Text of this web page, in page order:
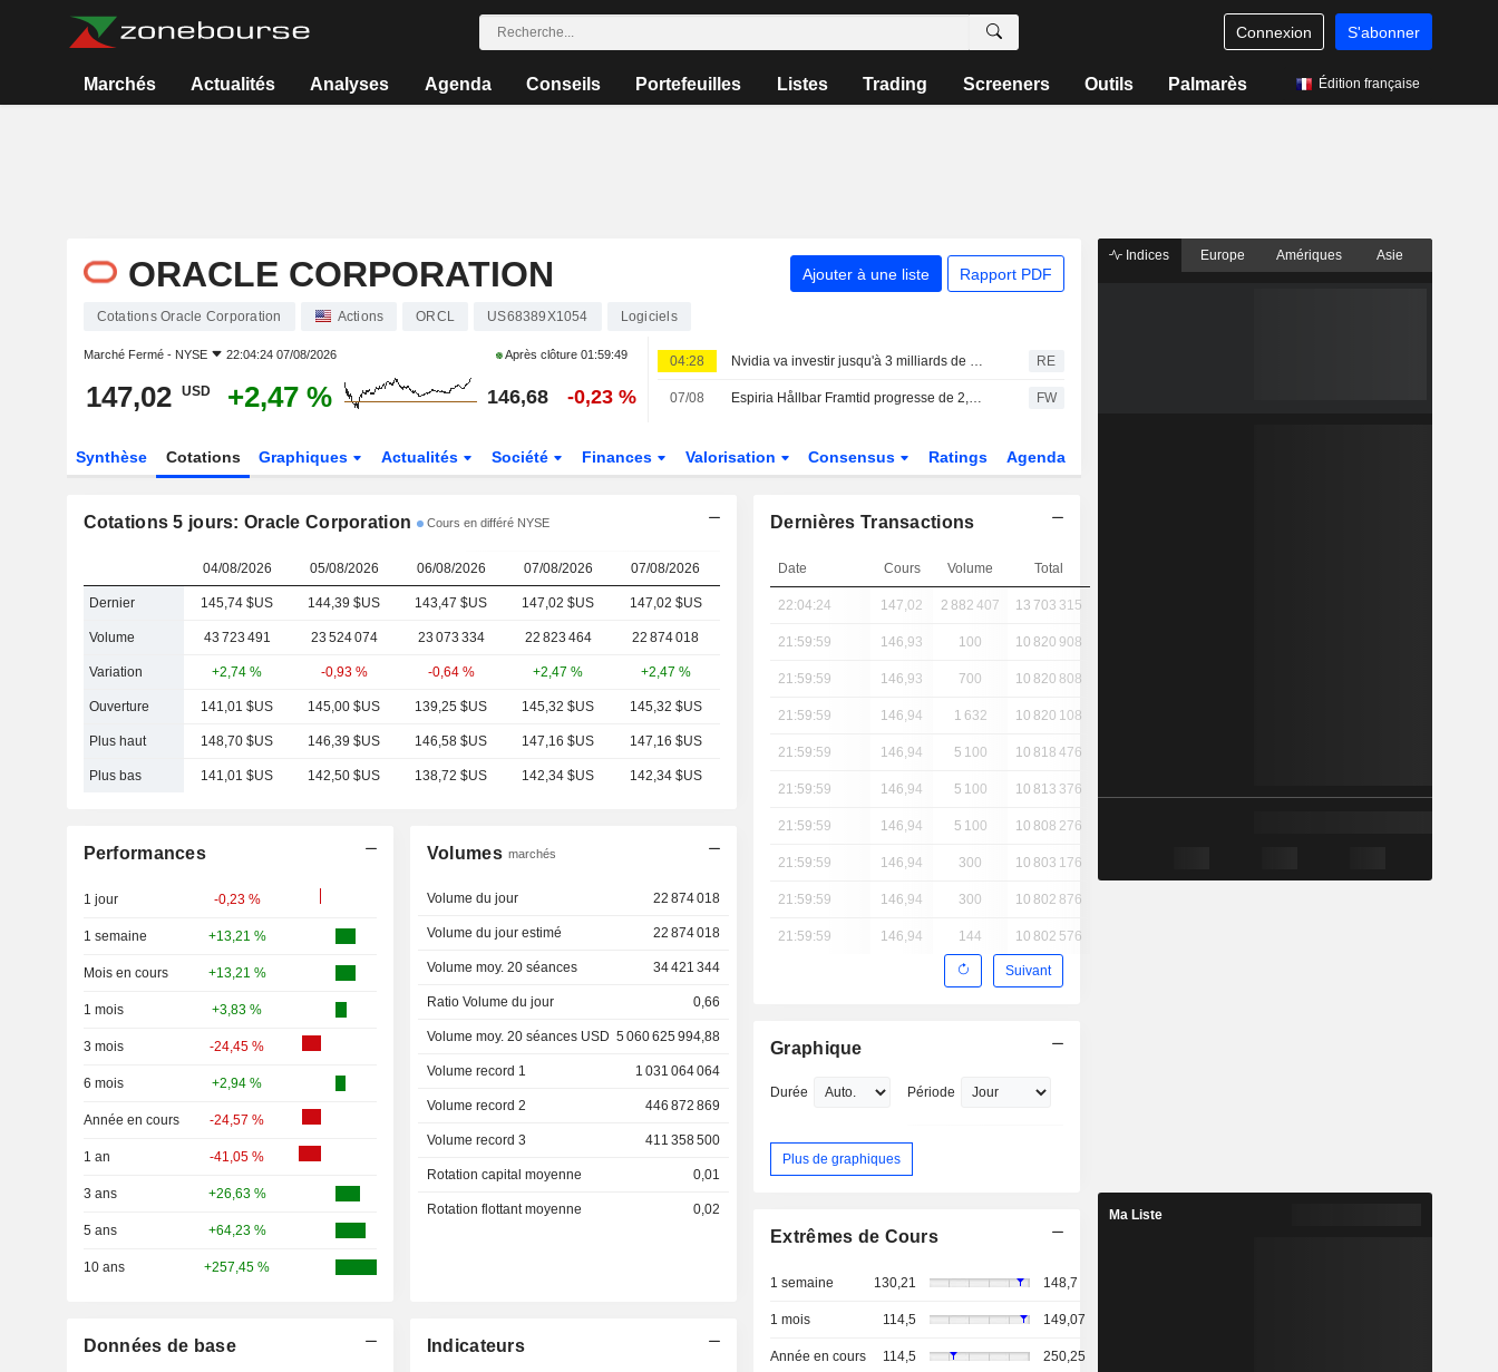
Connexion S'abonner
Marchés Actualités Analyses Agenda Conseils Portefeuilles Listes Trading Screeners Outils Palmarès Édition française
ORACLE CORPORATION Ajouter à une liste Rapport PDF
Cotations Oracle Corporation Actions ORCL US68389X1054 Logiciels
Marché Fermé - NYSE 22:04:24 07/08/2026 Après clôture 01:59:49
147,02 USD +2,47 % 146,68 -0,23 %
04:28 Nvidia va investir jusqu'à 3 milliards de dollars dans Lancium, le développeur du centre de données Stargate, selon The Information RE
07/08 Espiria Hållbar Framtid progresse de 2,5 % en juillet – allègement des positions dans Bristol Myers Squibb, Merck et Novo Nordisk FW
Synthèse Cotations Graphiques Actualités Société Finances Valorisation Consensus Ratings Agenda
Cotations 5 jours: Oracle Corporation Cours en différé NYSE
04/08/2026 05/08/2026 06/08/2026 07/08/2026 07/08/2026
Dernier 145,74 $US 144,39 $US 143,47 $US 147,02 $US 147,02 $US
Volume 43 723 491 23 524 074 23 073 334 22 823 464 22 874 018
Variation +2,74 % -0,93 % -0,64 % +2,47 % +2,47 %
Ouverture 141,01 $US 145,00 $US 139,25 $US 145,32 $US 145,32 $US
Plus haut 148,70 $US 146,39 $US 146,58 $US 147,16 $US 147,16 $US
Plus bas 141,01 $US 142,50 $US 138,72 $US 142,34 $US 142,34 $US
Performances
1 jour -0,23 %
1 semaine +13,21 %
Mois en cours +13,21 %
1 mois +3,83 %
3 mois -24,45 %
6 mois +2,94 %
Année en cours -24,57 %
1 an -41,05 %
3 ans +26,63 %
5 ans +64,23 %
10 ans +257,45 %
Volumes marchés
Volume du jour 22 874 018
Volume du jour estimé 22 874 018
Volume moy. 20 séances 34 421 344
Ratio Volume du jour 0,66
Volume moy. 20 séances USD 5 060 625 994,88
Volume record 1 1 031 064 064
Volume record 2 446 872 869
Volume record 3 411 358 500
Rotation capital moyenne 0,01
Rotation flottant moyenne 0,02
Données de base Indicateurs
Dernières Transactions
Date Cours Volume Total
22:04:24 147,02 2 882 407 13 703 315
21:59:59 146,93 100 10 820 908
21:59:59 146,93 700 10 820 808
21:59:59 146,94 1 632 10 820 108
21:59:59 146,94 5 100 10 818 476
21:59:59 146,94 5 100 10 813 376
21:59:59 146,94 5 100 10 808 276
21:59:59 146,94 300 10 803 176
21:59:59 146,94 300 10 802 876
21:59:59 146,94 144 10 802 576
Suivant
Graphique
Durée Période
Plus de graphiques
Extrêmes de Cours
1 semaine 130,21 148,7
1 mois 114,5 149,07
Année en cours 114,5 250,25
Indices Europe Amériques Asie
Ma Liste